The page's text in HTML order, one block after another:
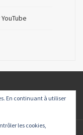
En continuant à utiliser
les cookies,